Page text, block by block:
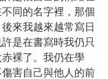
同的名字裡，那個
來我越來越常寫日
是在書寫時我仍只
裸了。我仍在學
害自己與他人的前